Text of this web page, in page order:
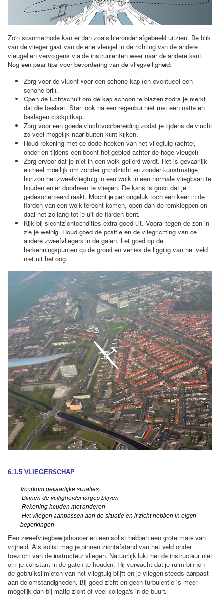
Zo'n scanmethode kan er dan zoals hieronder afgebeeld uitzien. De blik
van de vlieger gaat van de ene vleugel in de richting van de andere
vleugel en vervolgens via de instrumenten weer naar de andere kant.
Nog een paar tips voor bevordering van de vliegveiligheid:
Zorg voor de vlucht voor een schone kap (en eventueel een
schone bril).
Open de luchtschuif om de kap schoon te blazen zodra je merkt
dat die beslaat. Start ook na een regenbui niet met een natte en
beslagen cockpitkap.
Zorg voor een goede vluchtvoorbereiding zodat je tijdens de vlucht
zo veel mogelijk naar buiten kunt kijken.
Houd rekening met de dode hoeken van het vliegtuig (achter,
onder en tijdens een bocht het gebied achter de hoge vleugel)
Zorg ervoor dat je niet in een wolk gelierd wordt. Het is gevaarlijk
en heel moeilijk om zonder grondzicht en zonder kunstmatige
horizon het zweefvliegtuig in een wolk in een normale vliegbaan te
houden en er doorheen te vliegen. De kans is groot dat je
gedesoriënteerd raakt. Mocht je per ongeluk toch een keer in de
flarden van een wolk terecht komen, open dan de remkleppen en
daal net zo lang tot je uit de flarden bent.
Kijk bij slechtzichtcondities extra goed uit. Vooral tegen de zon in
zie je weinig. Houd goed de positie en de vliegrichting van de
andere zweefvliegers in de gaten. Let goed op de
herkenningspunten op de grond en verlies de ligging van het veld
niet uit het oog.
6.1.5 VLIEGERSCHAP
Voorkom gevaarlijke situaties
Binnen de veiligheidsmarges blijven
Rekening houden met anderen
Het vliegen aanpassen aan de situatie en inzicht hebben in eigen
beperkingen
Een zweefvliegbewijshouder en een solist hebben een grote mate van
vrijheid. Als solist mag je binnen zichtafstand van het veld onder
toezicht van de instructeur vliegen. Natuurlijk lukt het de instructeur niet
om je constant in de gaten te houden. Hij verwacht dat je ruim binnen
de gebruikslimieten van het vliegtuig blijft en je vliegen steeds aanpast
aan de omstandigheden. Bij goed zicht en geen turbulentie is meer
mogelijk dan bij matig zicht of veel collega's in de buurt.